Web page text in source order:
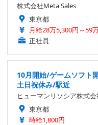
株式会社Meta Sales
東京都
月給28万5,300円～59
正社員
10月開始/ゲームソフト
土日祝休み/駅近
ヒューマンリソシア株式会
東京都
時給1,800円